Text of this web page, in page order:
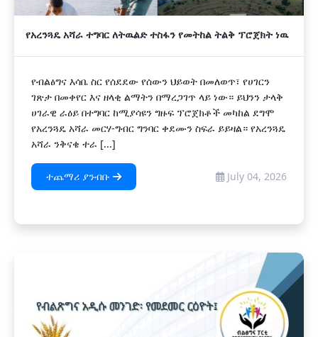
የአረንጓዴ አሻራ ተግባር ለትዉልድ ተስፋን የመትከል ትልቅ ፕሮጀክት ነዉ
የብልፅግና እሳቤ ስር የሰደደው የሰውን ህይወት በመለወጥ፣ የሀገርን
ገጽታ በመቀየር እና ዘላቂ ልማትን በማረጋገጥ ላይ ነው። ይህንን ታላቅ
ሀገራዊ ራዕይ በተግባር ከሚያሳዩን ግዙፍ ፕሮጀክቶች መካከል ደግሞ
የአረንጓዴ አሻራ መርሃ-ግብር ግንባር ቀደሙን ስፍራ ይይዛል። የአረንጓዴ
አሻራ ንቅናቄ ተራ [...]
ተጨማሪ ያንብቡ July 04, 2026